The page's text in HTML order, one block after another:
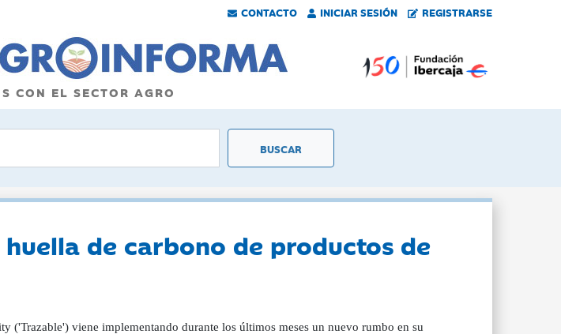
CONTACTO INICIAR SESIÓN REGISTRARSE
CON EL SECTOR AGRO
de carbono de productos de
('Trazable') viene implementando durante los últimos meses un nuevo rumbo en su